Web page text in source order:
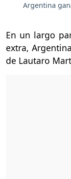
Argentina
En un largo
extra,
de Lautaro